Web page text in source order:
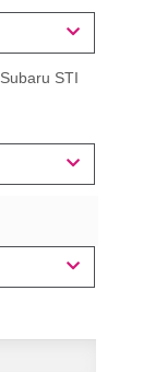
STI